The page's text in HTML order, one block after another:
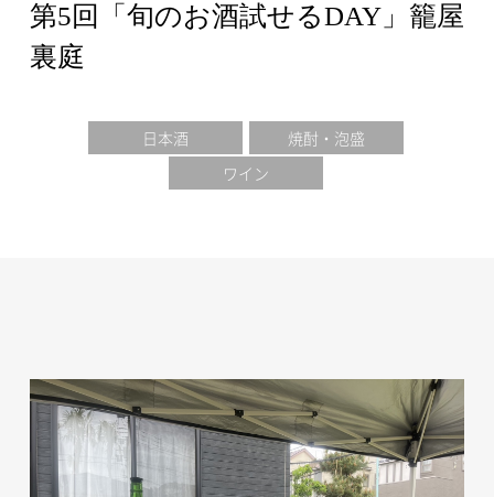
第5回「旬のお酒試せるDAY」籠屋
裏庭
日本酒
焼酎・泡盛
ワイン